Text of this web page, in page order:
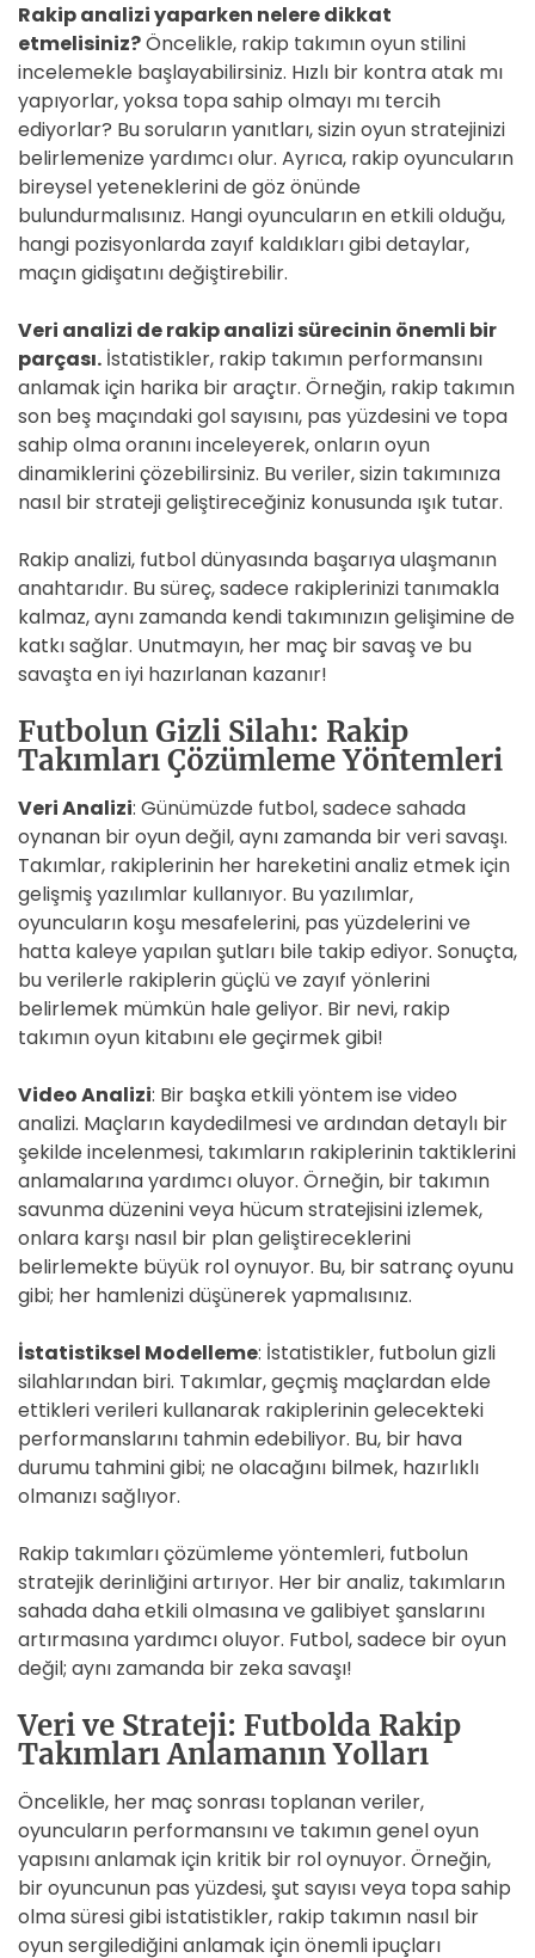
Rakip analizi yaparken nelere dikkat
etmelisiniz?Öncelikle, rakip takımın oyun stilini
incelemekle başlayabilirsiniz. Hızlı bir kontra atak mı
yapıyorlar, yoksa topa sahip olmayı mı tercih
ediyorlar? Bu soruların yanıtları, sizin oyun stratejinizi
belirlemenize yardımcı olur. Ayrıca, rakip oyuncuların
bireysel yeteneklerini de göz önünde
bulundurmalısınız. Hangi oyuncuların en etkili olduğu,
hangi pozisyonlarda zayıf kaldıkları gibi detaylar,
maçın gidişatını değiştirebilir.
Veri analizi de rakip analizi sürecinin önemli bir
parçası. İstatistikler, rakip takımın performansını
anlamak için harika bir araçtır. Örneğin, rakip takımın
son beş maçındaki gol sayısını, pas yüzdesini ve topa
sahip olma oranını inceleyerek, onların oyun
dinamiklerini çözebilirsiniz. Bu veriler, sizin takımınıza
nasıl bir strateji geliştireceğiniz konusunda ışık tutar.
Rakip analizi, futbol dünyasında başarıya ulaşmanın
anahtarıdır. Bu süreç, sadece rakiplerinizi tanımakla
kalmaz, aynı zamanda kendi takımınızın gelişimine de
katkı sağlar. Unutmayın, her maç bir savaş ve bu
savaşta en iyi hazırlanan kazanır!
Futbolun Gizli Silahı: Rakip
Takımları Çözümleme Yöntemleri
Veri Analizi: Günümüzde futbol, sadece sahada
oynanan bir oyun değil, aynı zamanda bir veri savaşı.
Takımlar, rakiplerinin her hareketini analiz etmek için
gelişmiş yazılımlar kullanıyor. Bu yazılımlar,
oyuncuların koşu mesafelerini, pas yüzdelerini ve
hatta kaleye yapılan şutları bile takip ediyor. Sonuçta,
bu verilerle rakiplerin güçlü ve zayıf yönlerini
belirlemek mümkün hale geliyor. Bir nevi, rakip
takımın oyun kitabını ele geçirmek gibi!
Video Analizi: Bir başka etkili yöntem ise video
analizi. Maçların kaydedilmesi ve ardından detaylı bir
şekilde incelenmesi, takımların rakiplerinin taktiklerini
anlamalarına yardımcı oluyor. Örneğin, bir takımın
savunma düzenini veya hücum stratejisini izlemek,
onlara karşı nasıl bir plan geliştireceklerini
belirlemekte büyük rol oynuyor. Bu, bir satranç oyunu
gibi; her hamlenizi düşünerek yapmalısınız.
İstatistiksel Modelleme: İstatistikler, futbolun gizli
silahlarından biri. Takımlar, geçmiş maçlardan elde
ettikleri verileri kullanarak rakiplerinin gelecekteki
performanslarını tahmin edebiliyor. Bu, bir hava
durumu tahmini gibi; ne olacağını bilmek, hazırlıklı
olmanızı sağlıyor.
Rakip takımları çözümleme yöntemleri, futbolun
stratejik derinliğini artırıyor. Her bir analiz, takımların
sahada daha etkili olmasına ve galibiyet şanslarını
artırmasına yardımcı oluyor. Futbol, sadece bir oyun
değil; aynı zamanda bir zeka savaşı!
Veri ve Strateji: Futbolda Rakip
Takımları Anlamanın Yolları
Öncelikle, her maç sonrası toplanan veriler,
oyuncuların performansını ve takımın genel oyun
yapısını anlamak için kritik bir rol oynuyor. Örneğin,
bir oyuncunun pas yüzdesi, şut sayısı veya topa sahip
olma süresi gibi istatistikler, rakip takımın nasıl bir
oyun sergilediğini anlamak için önemli ipuçları